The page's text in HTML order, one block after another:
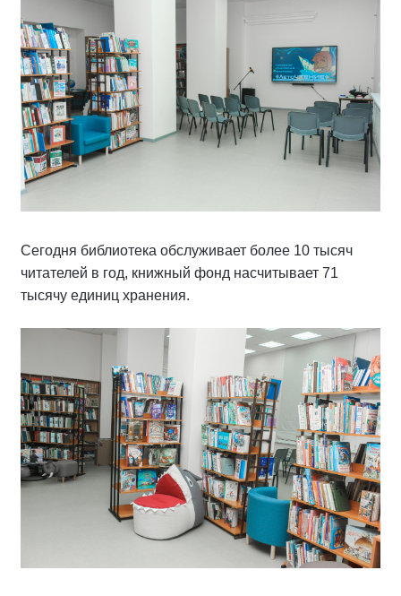
Сегодня библиотека обслуживает более 10 тысяч
читателей в год, книжный фонд насчитывает 71
тысячу единиц хранения.